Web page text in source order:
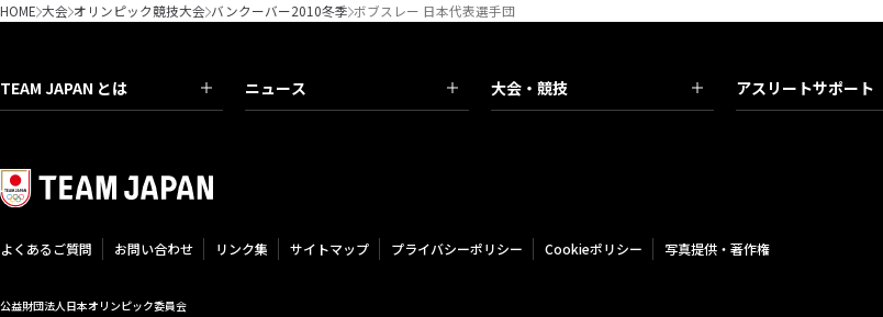
HOME 大会 オリンピック競技大会 バンクーバー2010冬季 ボブスレー 日本代表選手団
TEAM JAPAN とは ニュース 大会・競技 アスリートサポート
よくあるご質問 お問い合わせ リンク集 サイトマップ プライバシーポリシー Cookieポリシー 写真提供・著作権
公益財団法人日本オリンピック委員会